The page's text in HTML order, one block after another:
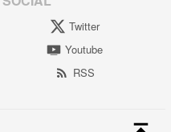
Twitter
Youtube
RSS